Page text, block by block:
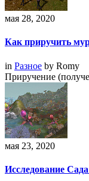
мая 28, 2020
Как приручить
in Разное by Romy
Приручение
мая 23, 2020
Исследование